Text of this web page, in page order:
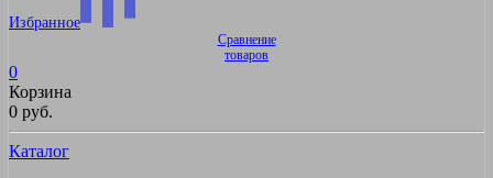
Избранное
Сравнение
товаров
0
Корзина
0 руб.
Каталог